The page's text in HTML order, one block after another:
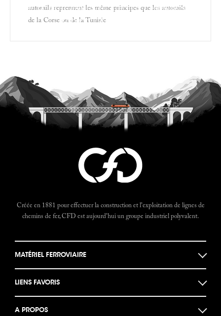
DEUX AUTORAILS POUR LES CHEMINS DE
FER DE LA PROVENCE.
autorails reprennent les même principes que les autorails
de la Corse ou de la Tunisie
Créée en 1881 pour effectuer la construction et l'exploitation de lignes de
chemins de fer, CFD est aujourd'hui un groupe industriel polyvalent.
MATÉRIEL FERROVIAIRE
Autorails
LIENS FAVORIS
A PROPOS